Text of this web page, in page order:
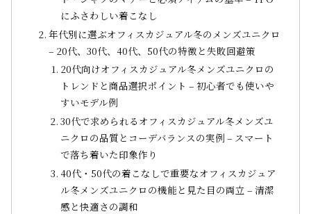
にふさわしい着こなし
年代別に選ぶオフィスカジュアル冬のメンズユニクロ
– 20代、30代、40代、50代の特徴と失敗回避策
20代向けオフィスカジュアル冬メンズユニクロの
トレンドと商品選択ポイント – 初心者でも使いや
すいモデル例
30代で求められるオフィスカジュアル冬メンズユ
ニクロの品質とコーデバランスの実例 – スマート
で落ち着いた印象作り
40代・50代の着こなしで重要なオフィスカジュア
ル冬メンズユニクロの機能と見た目の両立 – 清潔
感と快適さの調和